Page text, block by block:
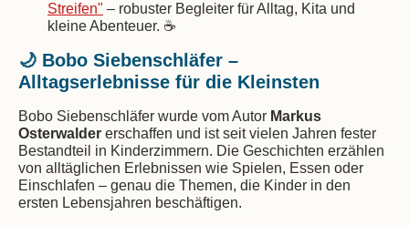
Streifen" – robuster Begleiter für Alltag, Kita und
kleine Abenteuer. ☕
🌙 Bobo Siebenschläfer –
Alltagserlebnisse für die Kleinsten
Bobo Siebenschläfer wurde vom Autor Markus
Osterwalder erschaffen und ist seit vielen Jahren fester
Bestandteil in Kinderzimmern. Die Geschichten erzählen
von alltäglichen Erlebnissen wie Spielen, Essen oder
Einschlafen – genau die Themen, die Kinder in den
ersten Lebensjahren beschäftigen.